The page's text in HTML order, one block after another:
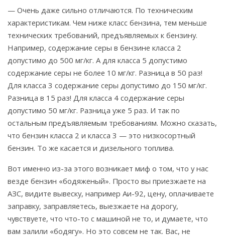
— Очень даже сильно отличаются. По техническим
характеристикам. Чем ниже класс бензина, тем меньше
технических требований, предъявляемых к бензину.
Например, содержание серы в бензине класса 2
допустимо до 500 мг/кг. А для класса 5 допустимо
содержание серы не более 10 мг/кг. Разница в 50 раз!
Для класса 3 содержание серы допустимо до 150 мг/кг.
Разница в 15 раз! Для класса 4 содержание серы
допустимо 50 мг/кг. Разница уже 5 раз. И так по
остальным предъявляемым требованиям. Можно сказать,
что бензин класса 2 и класса 3 — это низкосортный
бензин. То же касается и дизельного топлива.
Вот именно из-за этого возникает миф о том, что у нас
везде бензин «бодяженый». Просто вы приезжаете на
АЗС, видите вывеску, например Аи-92, цену, оплачиваете
заправку, заправляетесь, выезжаете на дорогу,
чувствуете, что что-то с машиной не то, и думаете, что
вам залили «бодягу». Но это совсем не так. Вас, не